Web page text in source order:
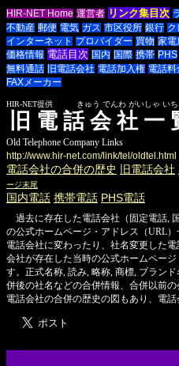
HIR-NET Home 運営者 リンク集目次
不動産 郵便 電気 ガス 市区役所 銀行 ク
インターネット
プロバイダー 買物 家電
価格情報 電話目次 国内 国際 携帯 PHS
無料通話
旧電話会社 電話加入権 電話料
FAXメーカー
旧電話会社一
HIR-NET提供 きゅう でんわ がいしゃ いち
Old Telephone Company Links
http://www.hir-net.com/link/tel/oldtel.html
電話会社の合併の歴史 旧電話会社
ージ末尾
国内電話 携帯電話 PHS電話
過去に存在した電話会社（固定電話,
の公式ホームページ・アドレス（URL
電話会社に変わったり、社名変更した
会社が存在した当時の公式ホームペー
す。正式名称, 読み, 略称, 商標, ブラン
併後の社名などの合併情報、合併以前
電話会社の合併の歴史の図もあり、電話